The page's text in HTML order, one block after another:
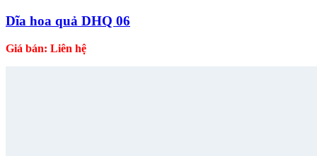
Dĩa hoa quả DHQ 06
Giá bán: Liên hệ